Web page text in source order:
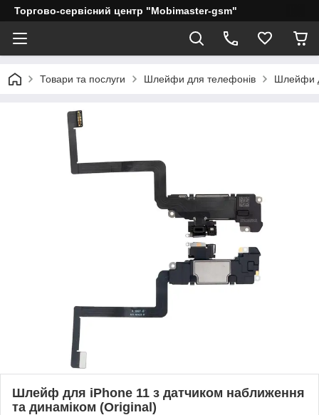
Торгово-сервісний центр "Mobimaster-gsm"
Товари та послуги Шлейфи для телефонів Шлейфи
Шлейф для iPhone 11 з датчиком наближення
та динаміком (Original)